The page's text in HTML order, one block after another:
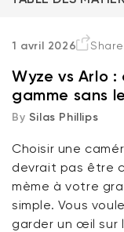
Sécurité
La vue standard
Panoramique,
Surveillance
Sans fil haut de
1 avril 2026 Share
Wyze vs Arlo
gamme sans
By Silas Phillips
Choisir une
devrait pas être
mème à votre
simple. Vous
garder un œil sur